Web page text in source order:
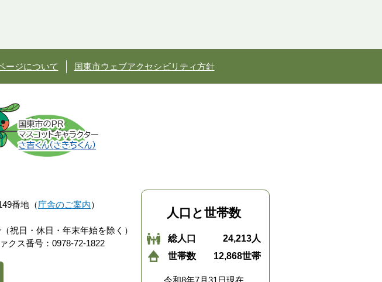
ージについて 国東市ウェブアクセシビリティ方針
番地（庁舎のご案内）
祝日・休日・年末年始を除く）
クス番号：0978-72-1822
人口と世帯数
総人口
24,213人
世帯数
12,868世帯
令和8年7月31日現在